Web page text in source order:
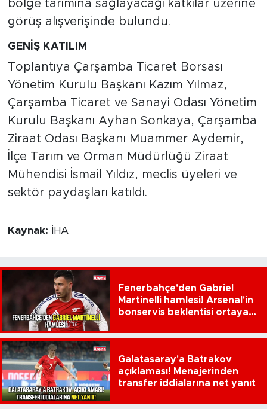
bölge tarımına sağlayacağı katkılar üzerine
görüş alışverişinde bulundu.
GENİŞ KATILIM
Toplantıya Çarşamba Ticaret Borsası
Yönetim Kurulu Başkanı Kazım Yılmaz,
Çarşamba Ticaret ve Sanayi Odası Yönetim
Kurulu Başkanı Ayhan Sonkaya, Çarşamba
Ziraat Odası Başkanı Muammer Aydemir,
İlçe Tarım ve Orman Müdürlüğü Ziraat
Mühendisi İsmail Yıldız, meclis üyeleri ve
sektör paydaşları katıldı.
Kaynak: İHA
Fenerbahçe'den Gabriel
Martinelli hamlesi! Arsenal'in
bonservis beklentisi ortaya
Galatasaray'a Batrakov
açıklaması! Menajerinden
transfer iddialarına net yanıt